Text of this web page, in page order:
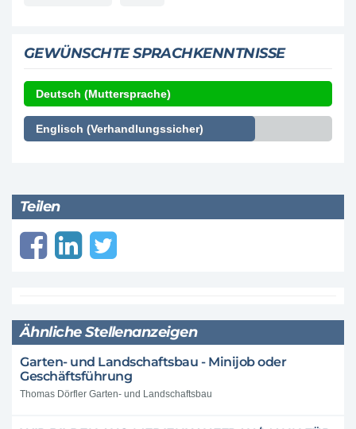
GEWÜNSCHTE SPRACHKENNTNISSE
Deutsch (Muttersprache)
Englisch (Verhandlungssicher)
Teilen
Ähnliche Stellenanzeigen
Garten- und Landschaftsbau - Minijob oder
Geschäftsführung
Thomas Dörfler Garten- und Landschaftsbau